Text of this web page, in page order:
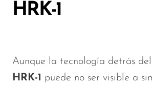
HRK-1
Aunque la tecnología detrás del
HRK-1 puede no ser visible a